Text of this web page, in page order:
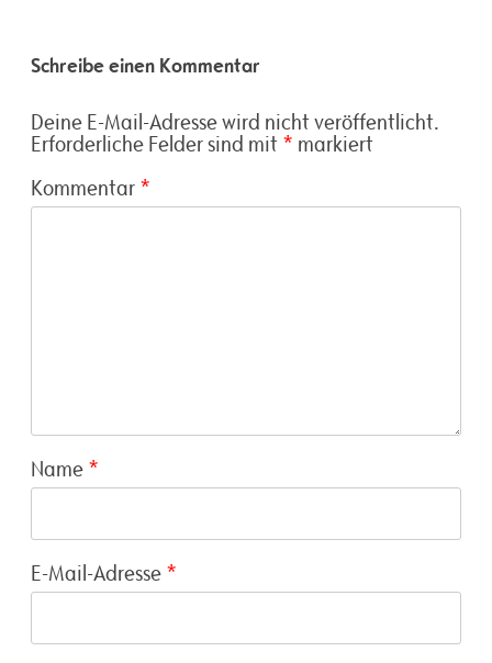
Schreibe einen Kommentar
Deine E-Mail-Adresse wird nicht veröffentlicht.
Erforderliche Felder sind mit * markiert
Kommentar *
Name *
E-Mail-Adresse *